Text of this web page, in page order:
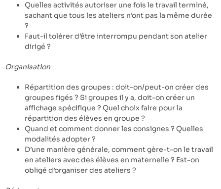
Quelles activités autoriser une fois le travail terminé,
sachant que tous les ateliers n’ont pas la même durée
?
Faut-il tolérer d’être interrompu pendant son atelier
dirigé ?
Organisation
Répartition des groupes : doit-on/peut-on créer des
groupes figés ? Si groupes il y a, doit-on créer un
affichage spécifique ? Quel choix faire pour la
répartition des élèves en groupe ?
Quand et comment donner les consignes ? Quelles
modalités adopter ?
D’une manière générale, comment gère-t-on le travail
en ateliers avec des élèves en maternelle ? Est-on
obligé d’organiser des ateliers ?